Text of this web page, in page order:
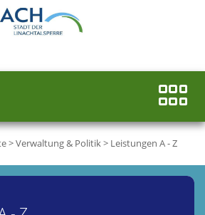
>Verwaltung & Politik> Leistungen A - Z